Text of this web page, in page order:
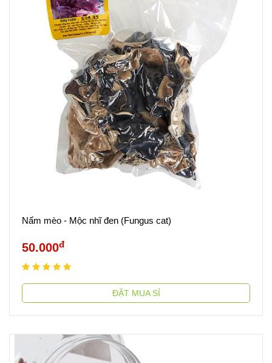
Nấm mèo - Mộc nhĩ đen (Fungus cat)
50.000đ
ĐẶT MUA SỈ